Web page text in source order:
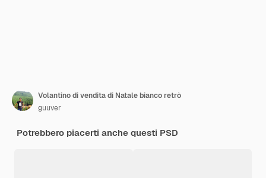
Volantino di vendita di Natale bianco retrò
guuver
Potrebbero piacerti anche questi PSD